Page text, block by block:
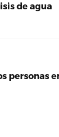
de agua
personas